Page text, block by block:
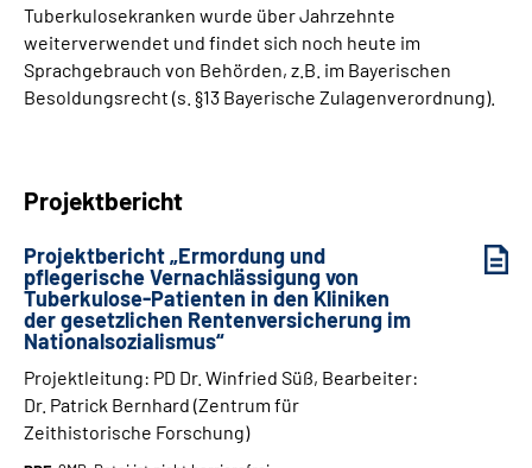
Tuberkulosekranken wurde über Jahrzehnte
weiterverwendet und findet sich noch heute im
Sprachgebrauch von Behörden, z.B. im Bayerischen
Besoldungsrecht (s. §13 Bayerische Zulagenverordnung).
Projektbericht
Projektbericht „Ermordung und
pflegerische Vernachlässigung von
Tuberkulose-Patienten in den Kliniken
der gesetzlichen Rentenversicherung im
Nationalsozialismus“
Projektleitung: PD Dr. Winfried Süß, Bearbeiter:
Dr. Patrick Bernhard (Zentrum für
Zeithistorische Forschung)